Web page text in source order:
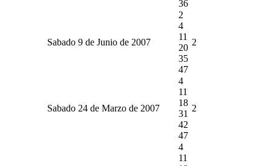
36
Sabado 9 de Junio de 2007
2
4
11
20
35
47
2
Sabado 24 de Marzo de 2007
4
11
18
31
42
47
2
4
11